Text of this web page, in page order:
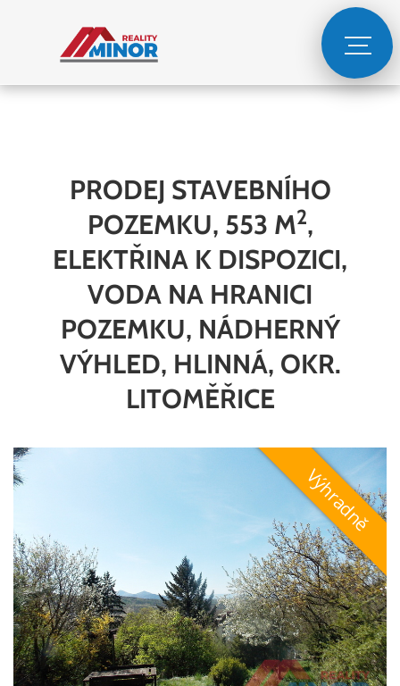
PRODEJ STAVEBNÍHO
POZEMKU, 553 M2,
ELEKTŘINA K DISPOZICI,
VODA NA HRANICI
POZEMKU, NÁDHERNÝ
VÝHLED, HLINNÁ, OKR.
LITOMĚŘICE